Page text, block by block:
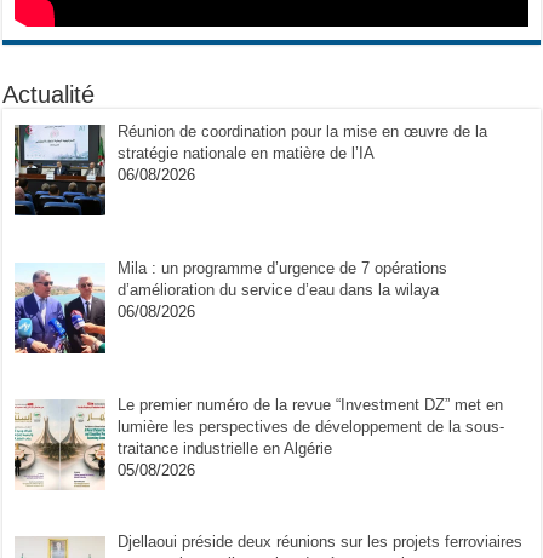
Actualité
Réunion de coordination pour la mise en œuvre de la
stratégie nationale en matière de l’IA
06/08/2026
Mila : un programme d’urgence de 7 opérations
d’amélioration du service d’eau dans la wilaya
06/08/2026
Le premier numéro de la revue “Investment DZ” met en
lumière les perspectives de développement de la sous-
traitance industrielle en Algérie
05/08/2026
Djellaoui préside deux réunions sur les projets ferroviaires